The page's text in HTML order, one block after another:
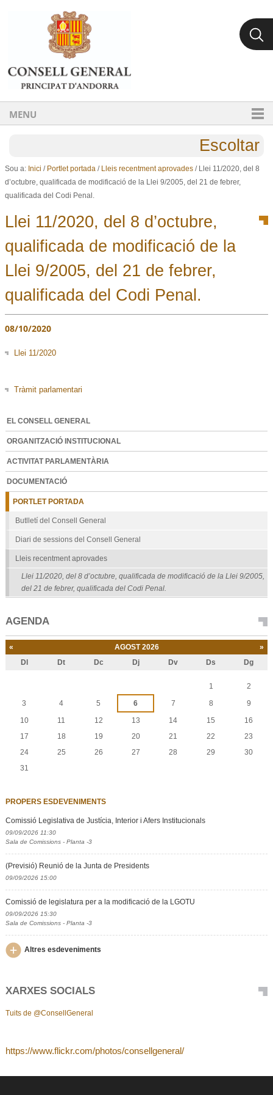
Ves al contingut.
Salta a la navegació
MENU
Escoltar
Sou a: Inici / Portlet portada / Lleis recentment aprovades / Llei 11/2020, del 8
d’octubre, qualificada de modificació de la Llei 9/2005, del 21 de febrer,
qualificada del Codi Penal.
Llei 11/2020, del 8 d’octubre,
qualificada de modificació de la
Llei 9/2005, del 21 de febrer,
qualificada del Codi Penal.
08/10/2020
Llei 11/2020
Tràmit parlamentari
EL CONSELL GENERAL
ORGANITZACIÓ INSTITUCIONAL
ACTIVITAT PARLAMENTÀRIA
DOCUMENTACIÓ
PORTLET PORTADA
Butlletí del Consell General
Diari de sessions del Consell General
Lleis recentment aprovades
Llei 11/2020, del 8 d’octubre, qualificada de modificació de la Llei 9/2005,
del 21 de febrer, qualificada del Codi Penal.
AGENDA
« AGOST 2026 »
Dl Dt Dc Dj Dv Ds Dg
1
2
3
4 5 6 7 8
9
10
11 12 13 14 15
16
17
18 19 20 21 22
23
24
25 26 27 28 29
30
31
PROPERS ESDEVENIMENTS
Comissió Legislativa de Justícia, Interior i Afers Institucionals
09/09/2026 11:30
Sala de Comissions - Planta -3
(Previsió) Reunió de la Junta de Presidents
09/09/2026 15:00
Comissió de legislatura per a la modificació de la LGOTU
09/09/2026 15:30
Sala de Comissions - Planta -3
Altres esdeveniments
XARXES SOCIALS
Tuits de @ConsellGeneral
https://www.flickr.com/photos/consellgeneral/